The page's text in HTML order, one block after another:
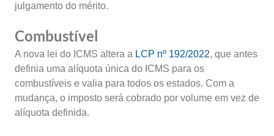
julgamento do mérito.
Combustível
A nova lei do ICMS altera a LCP nº 192/2022, que antes
definia uma alíquota única do ICMS para os
combustíveis e valia para todos os estados. Com a
mudança, o imposto será cobrado por volume em vez de
alíquota definida.